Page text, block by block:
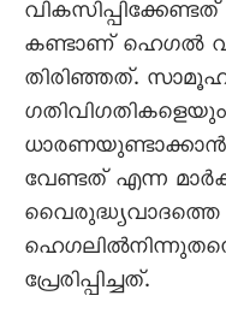
കണ്ടാണ് ഹെഗൽ
തിരിഞ്ഞത്.
ധാരണയുണ്ടാക്കാൻ
വേണ്ടത് എന്ന
പ്രേരിപ്പിച്ചത്.